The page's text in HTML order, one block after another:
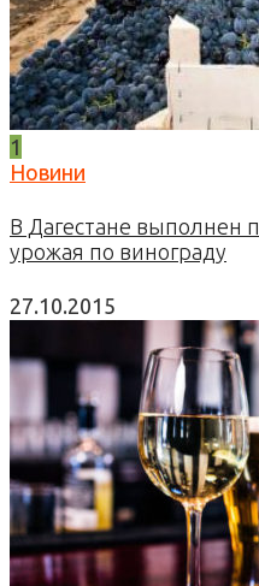
1
Новини
В Дагестане выполнен
урожая по винограду
27.10.2015